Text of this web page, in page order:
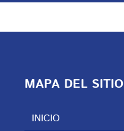
MAPA DEL SITIO
INICIO